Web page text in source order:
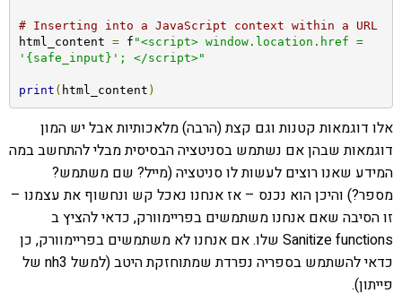
# Inserting into a JavaScript context within a URL
html_content = f "<script> window.location.href =
'{safe_input}'; </script>"
print ( html_content )
אלו דוגמאות קטנות וגם קצת (הרבה) מלאכותיות אבל יש המון
דוגמאות שבהן אם נשתמש בסניטציה הבסיסית מבלי להתחשב במה
המידע שאנו רוצים לעשות לו סניטציה (מייל? שם משתמש?
מספר?) והיכן הוא נכנס – אז אנחנו נאכל קש ונחשוף את עצמנו –
זו הסיבה שאם אנחנו משתמשים בפריימוורק, כדאי להציץ ב
Sanitize functions שלו. אם אנחנו לא משתמשים בפריימוורק, כן
כדאי להשתמש בספריה נפרדת שמתוחזקת היטב (למשל nh3 של
פייתון).